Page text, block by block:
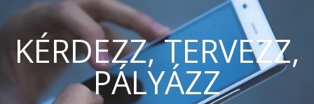
KÉRDEZZ, TERVEZZ,
PÁLYÁZZ